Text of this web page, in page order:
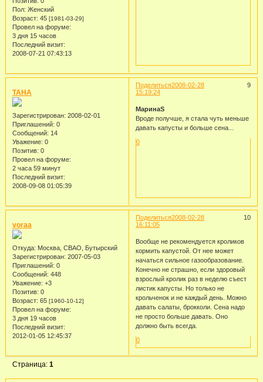
Пол: Женский
Возраст: 45 [1981-03-29]
Провел на форуме:
3 дня 15 часов
Последний визит:
2008-07-21 07:43:13
Поделиться 9
2008-02-28
15:19:24
TAHA
Зарегистрирован: 2008-02-01
Приглашений: 0
Сообщений: 14
Уважение: 0
Позитив: 0
Провел на форуме:
2 часа 59 минут
Последний визит:
2008-09-08 01:05:39
МаринаS
Вроде получше, я стала чуть меньше
давать капусты и больше сена...
0
Поделиться 10
2008-02-28
16:11:05
voraa
Откуда: Москва, СВАО, Бутырский
Зарегистрирован: 2007-05-03
Приглашений: 0
Сообщений: 448
Уважение: +3
Позитив: 0
Возраст: 65 [1960-10-12]
Провел на форуме:
3 дня 19 часов
Последний визит:
2012-01-05 12:45:37
Вообще не рекомендуется кроликов
кормить капустой. От нее может
начаться сильное газообразование.
Конечно не страшно, если здоровый
взрослый кролик раз в неделю съест
листик капусты. Но только не
крольченок и не каждый день. Можно
давать салаты, брокколи. Сена надо
не просто больше давать. Оно
должно быть всегда.
0
Страница:1